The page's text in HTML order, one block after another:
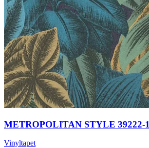
METROPOLITAN STYLE 39222-1
Vinyltapet